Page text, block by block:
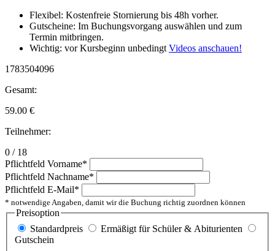
Flexibel: Kostenfreie Stornierung bis 48h vorher.
Gutscheine: Im Buchungsvorgang auswählen und zum
Termin mitbringen.
Wichtig: vor Kursbeginn unbedingt Videos anschauen!
1783504096
Gesamt:
59.00 €
Teilnehmer:
0 / 18
Pflichtfeld Vorname*
Pflichtfeld Nachname*
Pflichtfeld E-Mail*
* notwendige Angaben, damit wir die Buchung richtig zuordnen können
Preisoption
Standardpreis
Ermäßigt für Schüler & Abiturienten
Gutschein